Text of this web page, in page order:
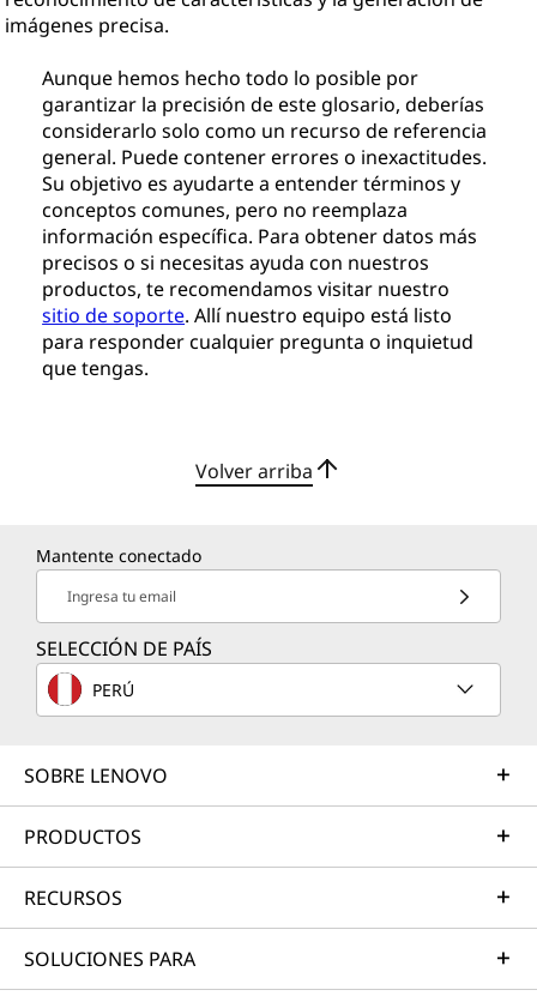
imágenes precisa.
Aunque hemos hecho todo lo posible por
garantizar la precisión de este glosario, deberías
considerarlo solo como un recurso de referencia
general. Puede contener errores o inexactitudes.
Su objetivo es ayudarte a entender términos y
conceptos comunes, pero no reemplaza
información específica. Para obtener datos más
precisos o si necesitas ayuda con nuestros
productos, te recomendamos visitar nuestro
sitio de soporte. Allí nuestro equipo está listo
para responder cualquier pregunta o inquietud
que tengas.
Volver arriba
Mantente conectado
Ingresa tu email
SELECCIÓN DE PAÍS
PERÚ
SOBRE LENOVO
PRODUCTOS
RECURSOS
SOLUCIONES PARA